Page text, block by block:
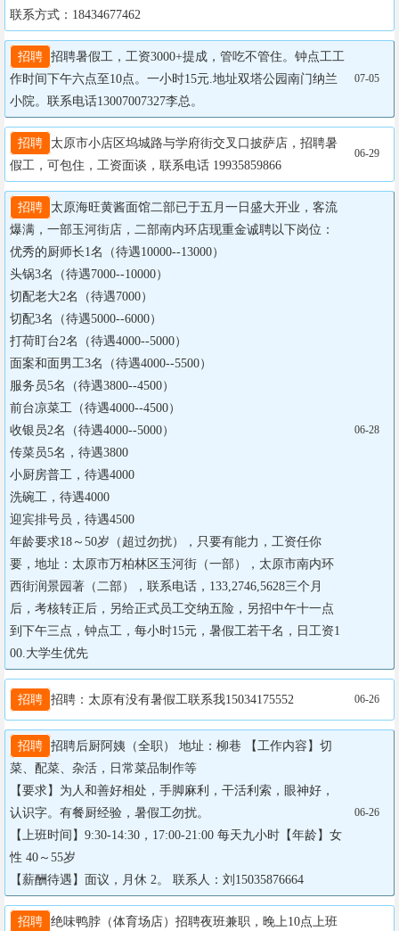
联系方式：18434677462
招聘 招聘暑假工，工资3000+提成，管吃不管住。钟点工工
作时间下午六点至10点。一小时15元.地址双塔公园南门纳兰
小院。联系电话13007007327李总。
07-05
招聘
太原市小店区坞城路与学府街交叉口披萨店，招聘暑
假工，可包住，工资面谈，联系电话 19935859866
06-29
招聘
太原海旺黄酱面馆二部已于五月一日盛大开业，客流
爆满，一部玉河街店，二部南内环店现重金诚聘以下岗位：
优秀的厨师长1名（待遇10000--13000）
头锅3名（待遇7000--10000）
切配老大2名（待遇7000）
切配3名（待遇5000--6000）
打荷盯台2名（待遇4000--5000）
面案和面男工3名（待遇4000--5500）
服务员5名（待遇3800--4500）
前台凉菜工（待遇4000--4500）
收银员2名（待遇4000--5000）
传菜员5名，待遇3800
小厨房普工，待遇4000
洗碗工，待遇4000
迎宾排号员，待遇4500
年龄要求18～50岁（超过勿扰），只要有能力，工资任你
要，地址：太原市万柏林区玉河街（一部），太原市南内环
西街润景园著（二部），联系电话，133,2746,5628三个月
后，考核转正后，另给正式员工交纳五险，另招中午十一点
到下午三点，钟点工，每小时15元，暑假工若干名，日工资1
00.大学生优先
06-28
招聘 招聘：太原有没有暑假工联系我15034175552 06-26
招聘 招聘后厨阿姨（全职） 地址：柳巷 【工作内容】切
菜、配菜、杂活，日常菜品制作等
【要求】为人和善好相处，手脚麻利，干活利索，眼神好，
认识字。有餐厨经验，暑假工勿扰。
【上班时间】9:30-14:30，17:00-21:00 每天九小时【年龄】女
性 40～55岁
【薪酬待遇】面议，月休 2。 联系人：刘15035876664
06-26
招聘 绝味鸭脖（体育场店）招聘夜班兼职，晚上10点上班